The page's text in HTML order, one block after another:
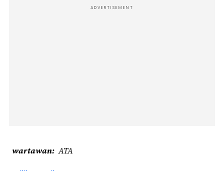
ADVERTISEMENT
wartawan ATA